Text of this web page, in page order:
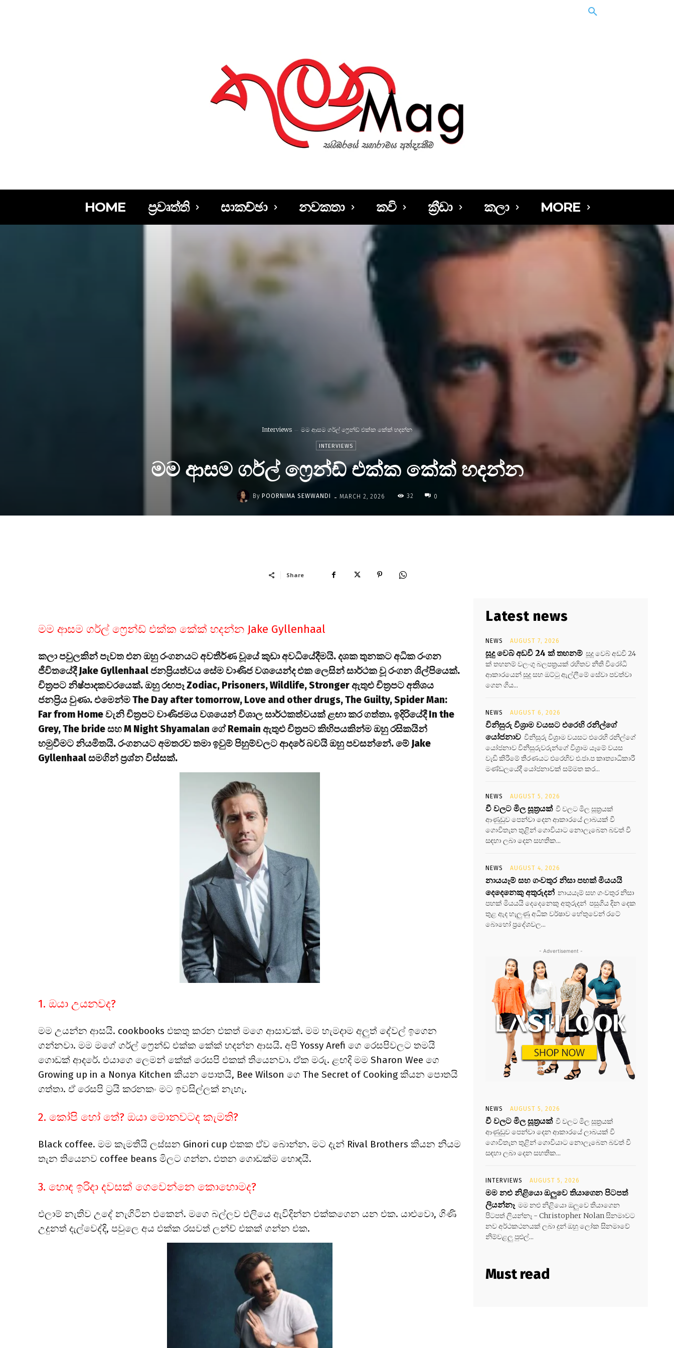
HOME ප්‍රවෘත්ති සාකච්ඡා නවකතා කවි ක්‍රීඩා කලා MORE
Interviews මම ආසම ගර්ල් ෆ්‍රෙන්ඩ් එක්ක කේක් හදන්න
INTERVIEWS
මම ආසම ගර්ල් ෆ්‍රෙන්ඩ් එක්ක කේක් හදන්න
By POORNIMA SEWWANDI - MARCH 2, 2026 32 0
Share
මම ආසම ගර්ල් ෆ්‍රෙන්ඩ් එක්ක කේක් හදන්න Jake Gyllenhaal
කලා පවුලකින් පැවත එන ඔහු රංගනයට අවතීර්ණ වූයේ කුඩා අවධියේදීමයි. දශක තුනකට අධික රංගන
ජීවිතයේදී Jake Gyllenhaal ජනප්‍රියත්වය සේම වාණිජ වශයෙන්ද එක ලෙසින් සාර්ථක වූ රංගන ශිල්පියෙක්.
චිත්‍රපට නිෂ්පාදකවරයෙක්. ඔහු රඟපෑ Zodiac, Prisoners, Wildlife, Stronger ඇතුළු චිත්‍රපට අතිශය
ජනප්‍රිය වුණා. එමෙන්ම The Day after tomorrow, Love and other drugs, The Guilty, Spider Man:
Far from Home වැනි චිත්‍රපට වාණිජමය වශයෙන් විශාල සාර්ථකත්වයක් ළඟා කර ගත්තා. ඉදිරියේදී In the
Grey, The bride සහ M Night Shyamalan ගේ Remain ඇතුළු චිත්‍රපට කිහිපයකින්ම ඔහු රසිකයින්
හමුවීමට නියමිතයි. රංගනයට අමතරව තමා ඉවුම් පිහුම්වලට ආදරේ බවයි ඔහු පවසන්නේ. මේ Jake
Gyllenhaal සමගින් ප්‍රශ්න විස්සක්.
1. ඔයා උයනවද?
මම උයන්න ආසයි. cookbooks එකතු කරන එකත් මගෙ ආසාවක්. මම හැමදාම අලුත් දේවල් ඉගෙන
ගන්නවා. මම මගේ ගර්ල් ෆ්‍රෙන්ඩ් එක්ක කේක් හදන්න ආසයි. අපි Yossy Arefi ගෙ රෙසපිවලට තමයි
ගොඩක් ආදරේ. එයාගෙ ලෙමන් කේක් රෙසපි එකක් තියෙනවා. ඒක මරු. ළඟදි මම Sharon Wee ගෙ
Growing up in a Nonya Kitchen කියන පොතයි, Bee Wilson ගෙ The Secret of Cooking කියන පොතයි
ගත්තා. ඒ රෙසපි ට්‍රයි කරනකං මට ඉවසිල්ලක් නැහැ.
2. කෝපි හෝ තේ? ඔයා මොනවටද කැමති?
Black coffee. මම කැමතියි ලස්සන Ginori cup එකක ඒව බොන්න. මට දැන් Rival Brothers කියන නියම
තැන තියෙනව coffee beans මිලට ගන්න. එතන ගොඩක්ම හොඳයි.
3. හොඳ ඉරිදා දවසක් ගෙවෙන්නෙ කොහොමද?
එලාම් නැතිව උදේ නැගිටින එකෙන්. මගෙ බල්ලව එලියෙ ඇවිදින්න එක්කගෙන යන එක. යාළුවො, ගිණි
උදුනත් දැල්වෙද්දි, පවුලෙ අය එක්ක රසවත් ලන්ච් එකක් ගන්න එක.
Latest news
NEWS AUGUST 7, 2026
සූදු වෙබ් අඩවි 24 ක් තහනම් සූදු වෙබ් අඩවි 24
ක් තහනම් වලංගු බලපත්‍රයක් රහිතව නීති විරෝධි
ආකාරයෙන් සූදු සහ ඔට්ටු ඇල්ලීමේ සේවා පවත්වා
ගෙන ගිය...
NEWS AUGUST 6, 2026
විනිසුරු විශ්‍රාම වයසට එරෙහි රනිල්ගේ
යෝජනාව විනිසුරු විශ්‍රාම වයසට එරෙහි රනිල්ගේ
යෝජනාව විනිසුරුවරුන්ගේ විශ්‍රාම යෑමේ වයස
වැඩි කිරීමේ තීරණයට එරෙහිව එ.ජා.ප කෘත්‍යාධිකාරී
මණ්ඩලයේදී යෝජනාවක් සම්මත කර...
NEWS AUGUST 5, 2026
වී වලට මිල සූත්‍රයක් වී වලට මිල සූත්‍රයක්
ආණුඩුව පෙන්වා දෙන ආකාරයේ ලාබයක් වී
ගොවිතැන තුළින් ගොවියාට නොලැබෙන බවත් වී
සඳහා ලබා දෙන සහතික...
NEWS AUGUST 4, 2026
නායයෑම් සහ ගංවතුර නිසා පහක් මියයයි
දෙදෙනෙකු අතුරුදන් නායයෑම් සහ ගංවතුර නිසා
පහක් මියයයි දෙදෙනෙකු අතුරුදන් පසුගිය දින දෙක
තුළ ඇද හැලුණු අධික වර්ෂාව හේතුවෙන් රටේ
බොහෝ ප්‍රදේශවල...
- Advertisement -
NEWS AUGUST 5, 2026
වී වලට මිල සූත්‍රයක් වී වලට මිල සූත්‍රයක්
ආණුඩුව පෙන්වා දෙන ආකාරයේ ලාබයක් වී
ගොවිතැන තුළින් ගොවියාට නොලැබෙන බවත් වී
සඳහා ලබා දෙන සහතික...
INTERVIEWS AUGUST 5, 2026
මම නළු නිළියො ඔලුවෙ තියාගෙන පිටපත්
ලියන්නෑ මම නළු නිළියො ඔලුවෙ තියාගෙන
පිටපත් ලියන්නෑ - Christopher Nolan සිනමාවට
නව අර්ථකථනයක් ලබා දුන් ඔහු ලෝක සිනමාවේ
නිම්වළලු පුළුල්...
Must read